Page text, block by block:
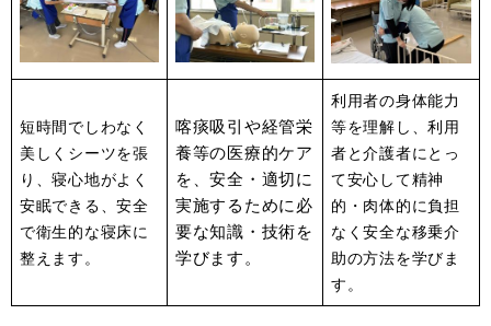
短時間でしわなく
美しくシーツを張
り、寝心地がよく
安眠できる、安全
で衛生的な寝床に
整えます。
喀痰吸引や経管栄
養等の医療的ケア
を、安全・適切に
実施するために必
要な知識・技術を
学びます。
利用者の身体能力
等を理解し、利用
者と介護者にとっ
て安心して精神
的・肉体的に負担
なく安全な移乗介
助の方法を学びま
す。